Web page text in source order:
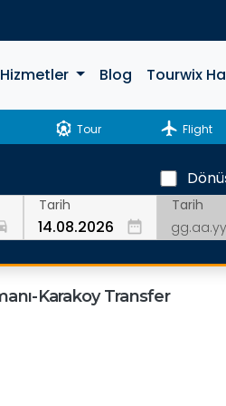
Hizmetler Blog Tourwix
attractions Tour flight Flight
Tarih
date_range
Tarih
Karakoy Transfer